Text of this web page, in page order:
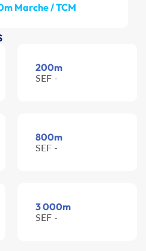
Marche / TCM
200m
SEF -
800m
SEF -
3 000m
SEF -